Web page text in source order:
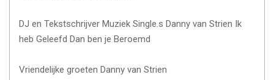
DJ en Tekstschrijver Muziek Single.s Danny van Strien Ik
heb Geleefd Dan ben je Beroemd
Vriendelijke groeten Danny van Strien